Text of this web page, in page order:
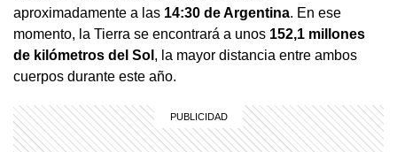
aproximadamente a las 14:30 de Argentina. En ese
momento, la Tierra se encontrará a unos 152,1 millones
de kilómetros del Sol , la mayor distancia entre ambos
cuerpos durante este año.